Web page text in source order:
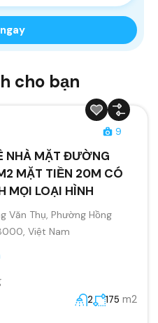
cho bạn
9
NHÀ MẶT ĐƯỜNG
MẶT TIỀN 20M CÓ
MỌI LOẠI HÌNH
Văn Thụ, Phường Hồng
Việt Nam
2 175 m2